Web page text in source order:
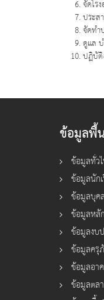
จัดโร
ประส
จัดทำ
ดูแล
ปฏิบัติ
ข้อมูลพื้
ข้อมูลทั่ว
ข้อมูลนัก
ข้อมูลบุค
ข้อมูลหลั
ข้อมูลงบ
ข้อมูลค
ข้อมูลอา
ข้อมูลตล